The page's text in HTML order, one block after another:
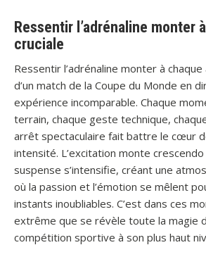
Ressentir l’adrénaline monter
cruciale
Ressentir l’adrénaline monter à
d’un match de la Coupe du Monde en
expérience incomparable. Chaque
terrain, chaque geste technique,
arrêt spectaculaire fait battre le cœur
intensité. L’excitation monte
suspense s’intensifie, créant une
où la passion et l’émotion se mêlent
instants inoubliables. C’est dans ces
extrême que se révèle toute la magie
compétition sportive à son plus haut